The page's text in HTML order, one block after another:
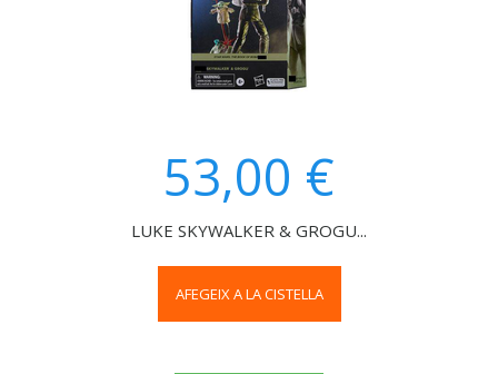
53,00 €
LUKE SKYWALKER & GROGU...
AFEGEIX A LA CISTELLA